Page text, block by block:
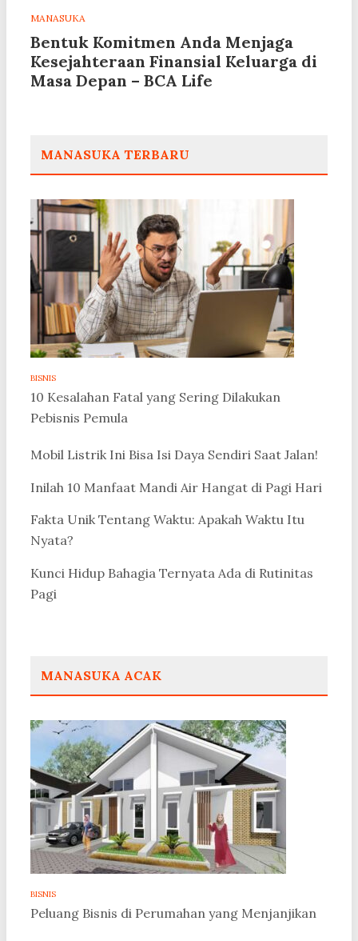
MANASUKA
Bentuk Komitmen Anda Menjaga
Kesejahteraan Finansial Keluarga di
Masa Depan – BCA Life
MANASUKA TERBARU
BISNIS
10 Kesalahan Fatal yang Sering Dilakukan
Pebisnis Pemula
Mobil Listrik Ini Bisa Isi Daya Sendiri Saat Jalan!
Inilah 10 Manfaat Mandi Air Hangat di Pagi Hari
Fakta Unik Tentang Waktu: Apakah Waktu Itu
Nyata?
Kunci Hidup Bahagia Ternyata Ada di Rutinitas
Pagi
MANASUKA ACAK
BISNIS
Peluang Bisnis di Perumahan yang Menjanjikan